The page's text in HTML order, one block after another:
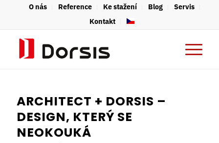
O nás Reference Ke stažení Blog
Servis
Kontakt
ARCHITECT + DORSIS –
DESIGN, KTERÝ SE
NEOKOUKÁ